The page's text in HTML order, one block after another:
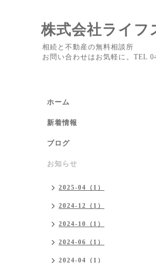
株式会社ライフ
相続と不動産の無料相談所
お問い合わせはお気軽に。TEL
ホーム
新着情報
ブログ
お知らせ
2025-04（1）
2024-12（1）
2024-10（1）
2024-06（1）
2024-04（1）